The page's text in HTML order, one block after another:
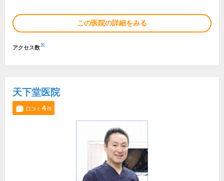
この医院の詳細をみる
アクセス数※
天下堂医院
口コミ 4件